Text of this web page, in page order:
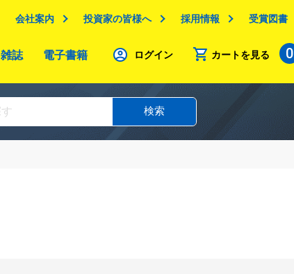
会社案内 投資家の皆様へ 採用情報 受賞図書
雑誌 電子書籍 ログイン カートを見る 0
検索